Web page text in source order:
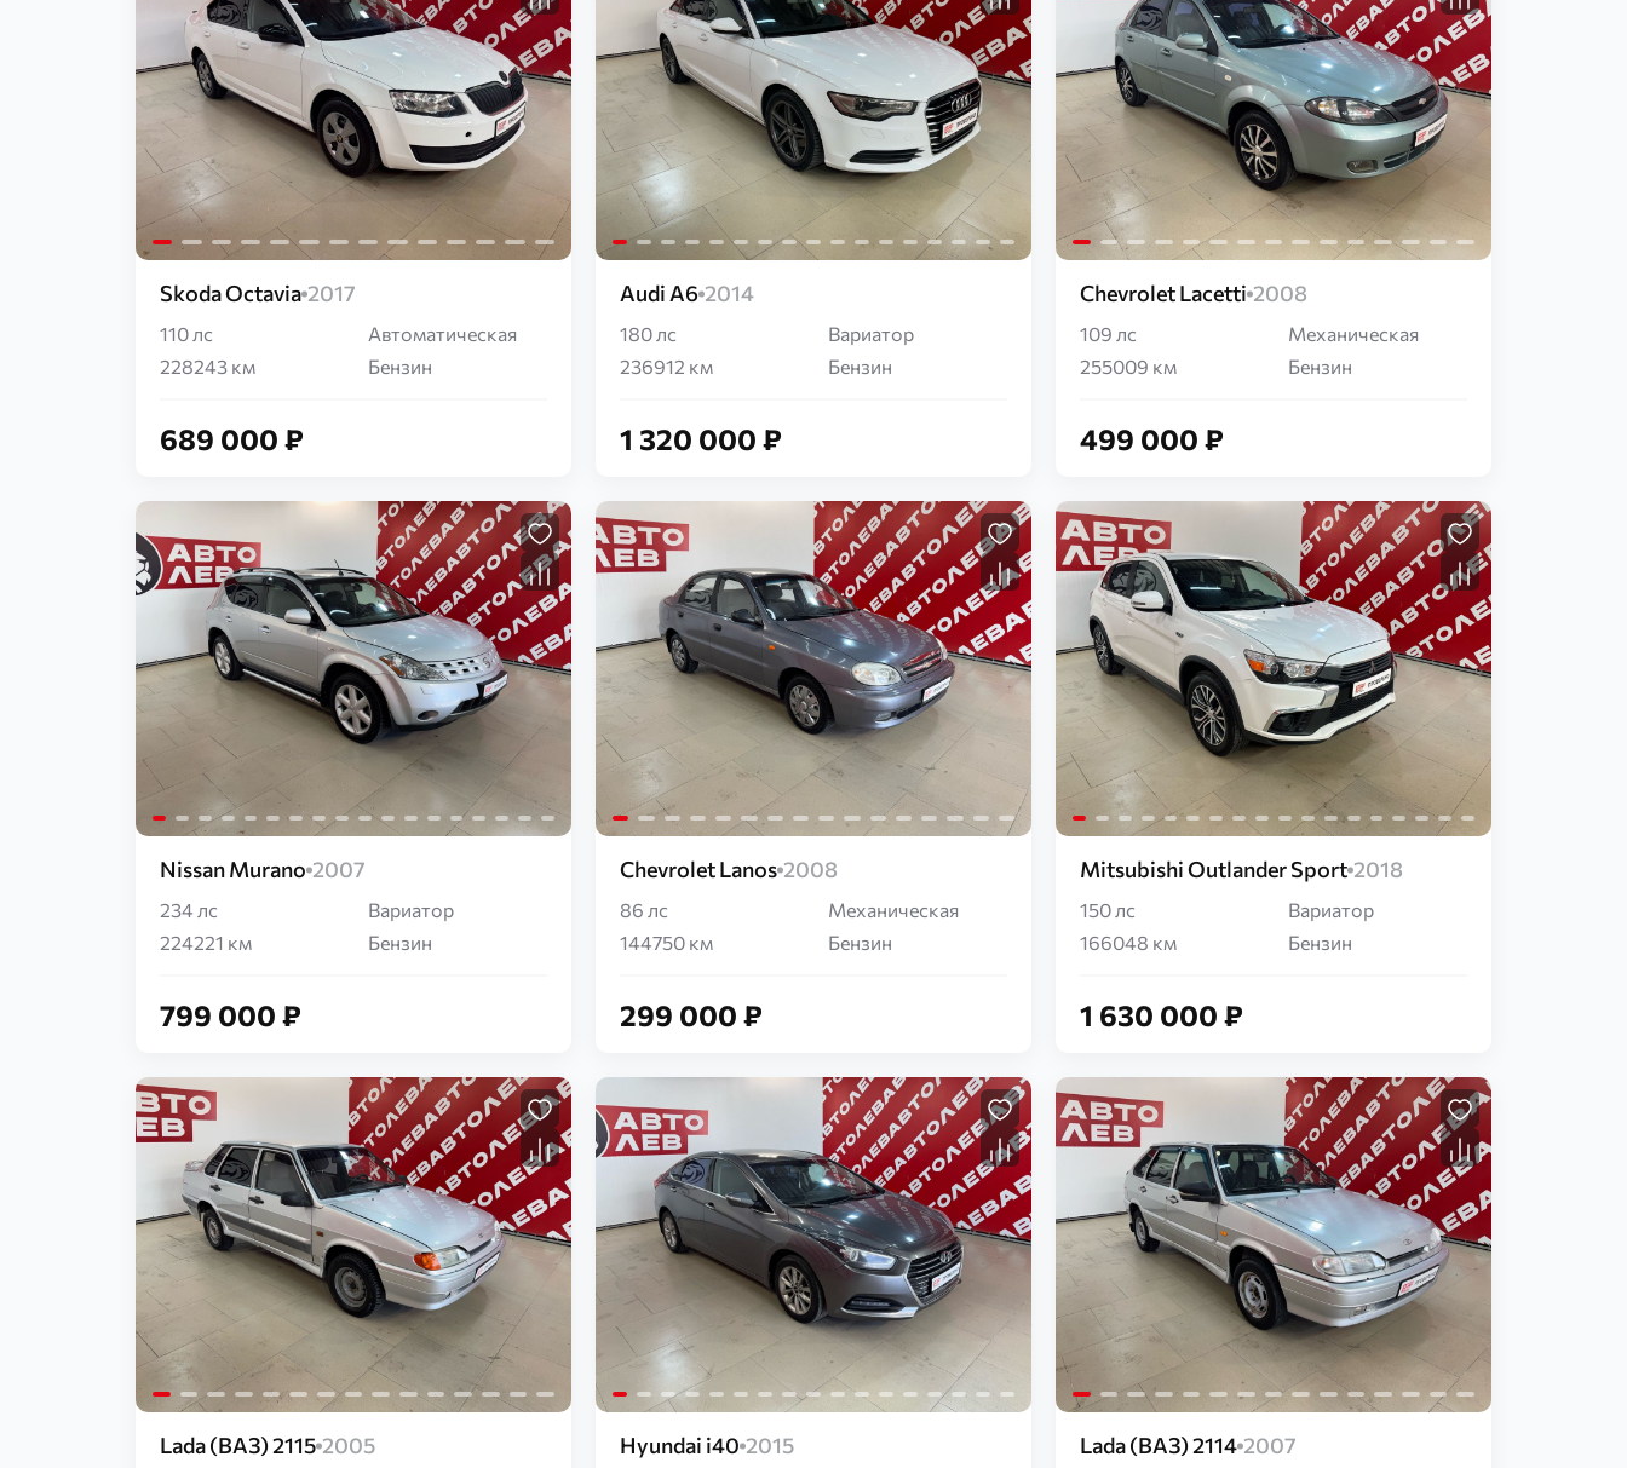
Загрузка... Загрузка... Загрузка...
Skoda Octavia 2017
110 лс
Автоматическая
228243 км
Бензин
689 000 ₽
Загрузка... Загрузка...
Audi A6 2014
180 лс
Вариатор
236912 км
Бензин
1 320 000 ₽
Загрузка...
Chevrolet Lacetti 2008
109 лс
Механическая
255009 км
Бензин
499 000 ₽
Загрузка... Загрузка... Загрузка...
Nissan Murano 2007
234 лс
Вариатор
224221 км
Бензин
799 000 ₽
Загрузка... Загрузка...
Chevrolet Lanos 2008
86 лс
Механическая
144750 км
Бензин
299 000 ₽
Загрузка...
Mitsubishi Outlander Sport 2018
150 лс
Вариатор
166048 км
Бензин
1 630 000 ₽
Загрузка... Загрузка... Загрузка...
Lada (ВАЗ) 2115 2005
Загрузка... Загрузка...
Hyundai i40 2015
Загрузка...
Lada (ВАЗ) 2114 2007